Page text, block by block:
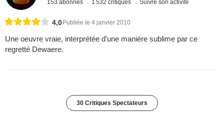
153 abonnés 1 532 critiques Suivre son activité
4,0 Publiée le 4 janvier 2010
Une oeuvre vraie, interprétée d'une manière sublime par ce
regretté Dewaere.
30 Critiques Spectateurs